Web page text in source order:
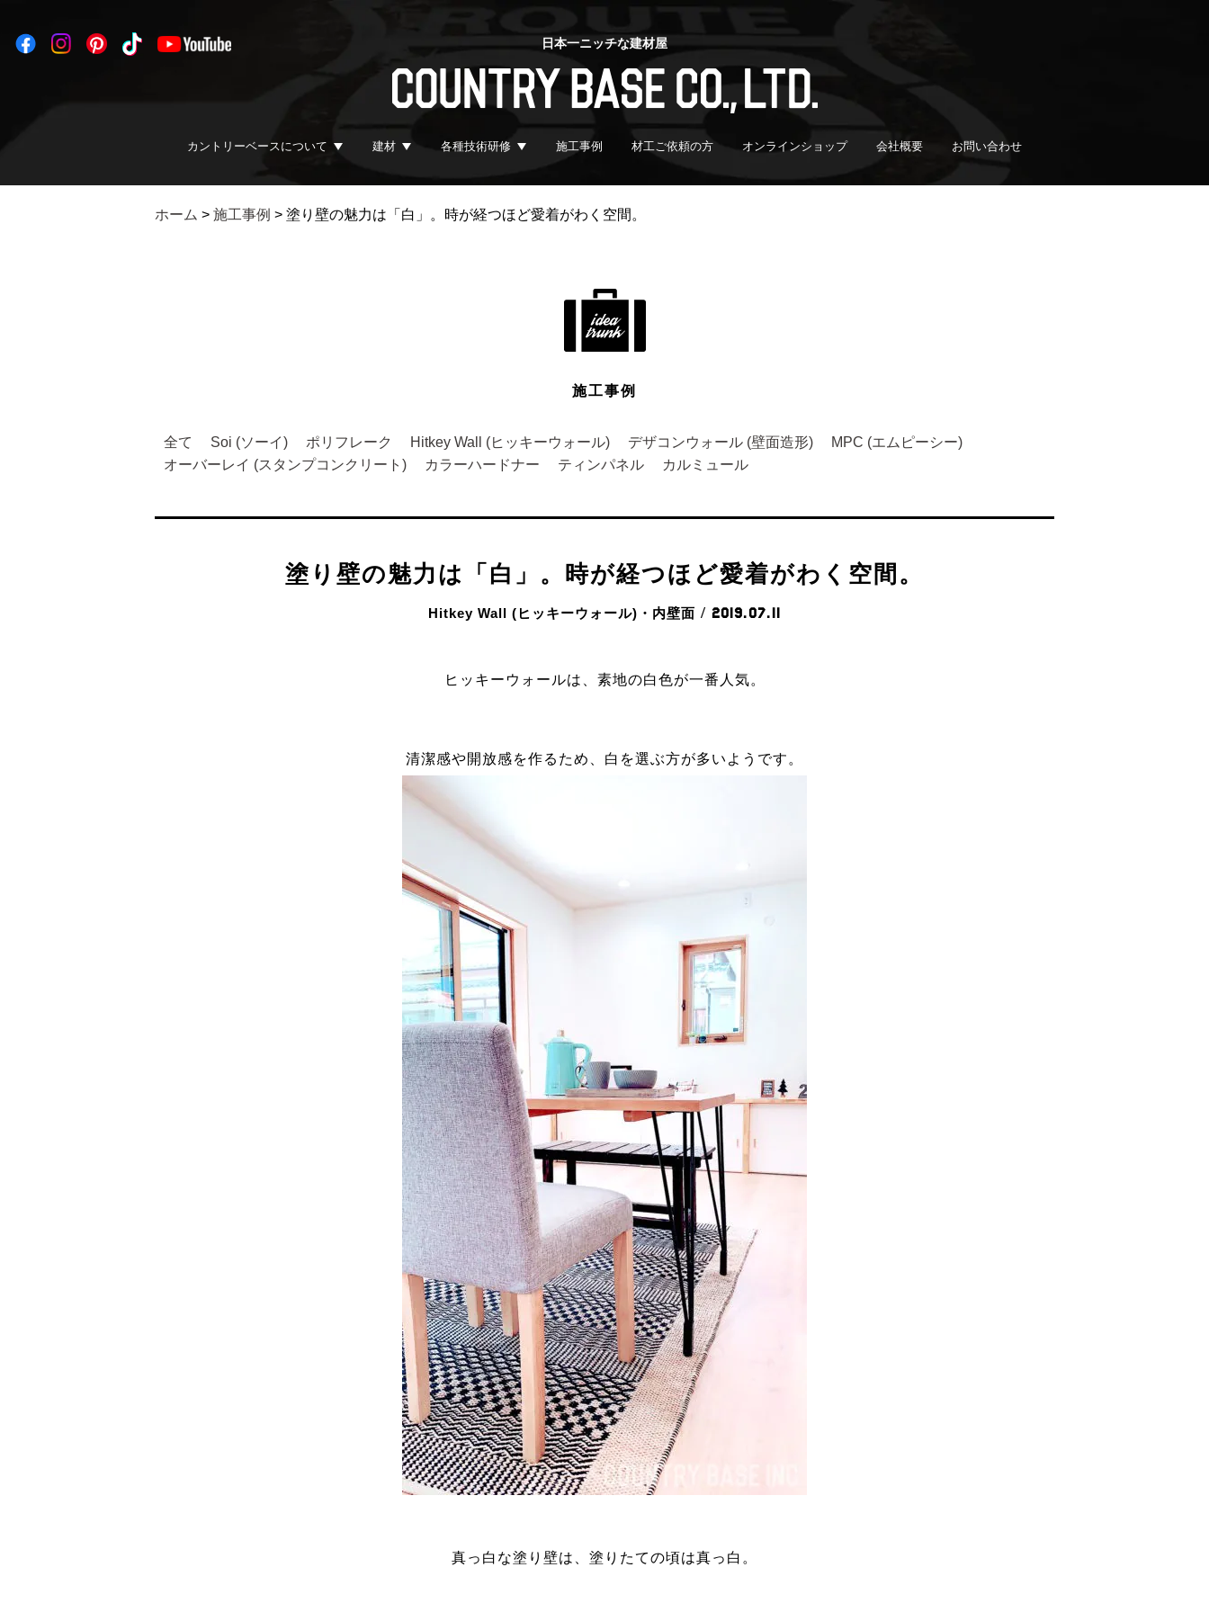
日本一ニッチな建材屋
カントリーベースについて 建材 各種技術研修 施工事例 材工ご依頼の方 オンラインショップ 会社概要 お問い合わせ
ホーム > 施工事例 > 塗り壁の魅力は「白」。時が経つほど愛着がわく空間。
施工事例
全て Soi (ソーイ) ポリフレーク Hitkey Wall (ヒッキーウォール) デザコンウォール (壁面造形)
MPC (エムピーシー)
オーバーレイ (スタンプコンクリート)
カラーハードナー ティンパネル カルミュール
塗り壁の魅力は「白」。時が経つほど愛着がわく空間。
Hitkey Wall (ヒッキーウォール)・内壁面 / 2019.07.11
ヒッキーウォールは、素地の白色が一番人気。
清潔感や開放感を作るため、白を選ぶ方が多いようです。
真っ白な塗り壁は、塗りたての頃は真っ白。